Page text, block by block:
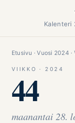
Kalenteri
Etusivu ·Vuosi 2024
VIIKKO · 2024
44
maanantai 28.